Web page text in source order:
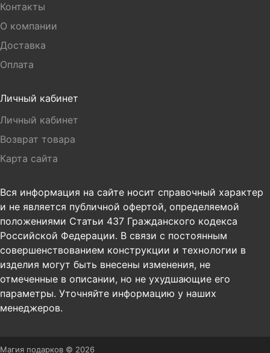
Контакты
О компании
Доставка
Оплата
Личный кабинет
Личный кабинет
Возврат товара
Карта сайта
Вся информация на сайте носит справочный характер
и не является публичной офертой, определяемой
положениями Статьи 437 Гражданского кодекса
Российской Федерации. В связи с постоянным
совершенствованием конструкции и технологии в
изделия могут быть внесены изменения, не
отмеченные в описании, но не ухудшающие его
параметры. Уточняйте информацию у наших
менеджеров.
Магия подарков © 2026